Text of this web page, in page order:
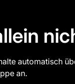
automatisch
an.